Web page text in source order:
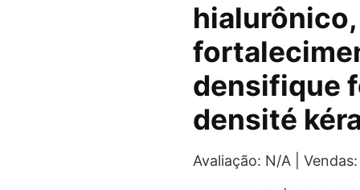
densifique
densité
Avaliação: N/A |